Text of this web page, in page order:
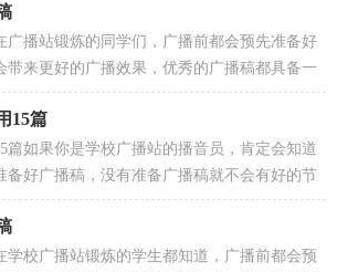
广播站锻炼的同学们，广播前都会预先准备好
带来更好的广播效果，优秀的广播稿都具备一
小编整理的最新校园主题广播稿...
15篇
篇如果你是学校广播站的播音员，肯定会知道
备好广播稿，没有准备广播稿就不会有好的节
，广播稿应该怎么写？下面是小编...
学校广播站锻炼的学生都知道，广播前都会预